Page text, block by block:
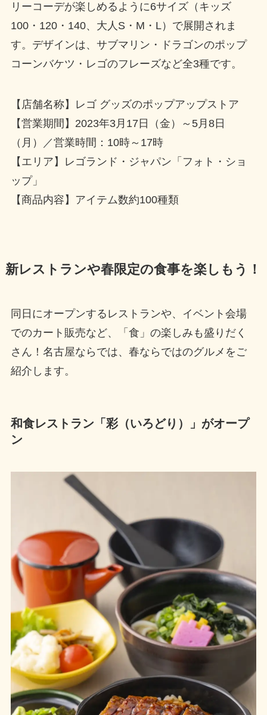
リーコーデが楽しめるように6サイズ（キッズ
100・120・140、大人S・M・L）で展開されま
す。デザインは、サブマリン・ドラゴンのポップ
コーンバケツ・レゴのフレーズなど全3種です。
【店舗名称】レゴ グッズのポップアップストア
【営業期間】2023年3月17日（金）～5月8日
（月）／営業時間：10時～17時
【エリア】レゴランド・ジャパン「フォト・ショ
ップ」
【商品内容】アイテム数約100種類
新レストランや春限定の食事を楽しもう！
同日にオープンするレストランや、イベント会場
でのカート販売など、「食」の楽しみも盛りだく
さん！名古屋ならでは、春ならではのグルメをご
紹介します。
和食レストラン「彩（いろどり）」がオープ
ン